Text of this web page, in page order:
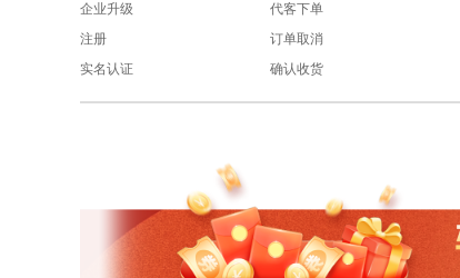
企业升级
注册
实名认证
代客下单
订单取消
确认收货